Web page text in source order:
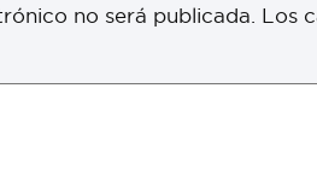
no será publicada. Los